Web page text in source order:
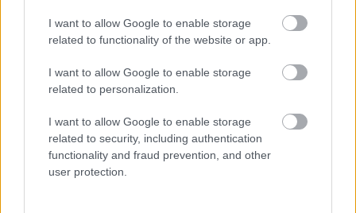
I want to allow Google to enable storage
related to functionality of the website or app.
I want to allow Google to enable storage
related to personalization.
I want to allow Google to enable storage
related to security, including authentication
functionality and fraud prevention, and other
user protection.
Egy telefonhívást akart, végül rendőrök vitték el a mezőtúri
A Tisza kormány minisztere újabb nagy változásokról döntött
a közoktatásban – például az iskolaigazgatók visszakapják
munkáltatói jogaikat
Sok volt az igazolatlan hiányzás, Pócs János fizetéslevonást
kapott, más fideszesek még kevesebbet vittek haza
A Szolnok megyei gazdák nagyon nem akarták a JÉGER